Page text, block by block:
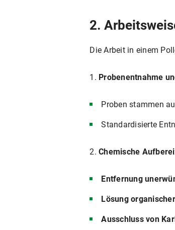
2.
Die Arbeit in einem
1. Probenentnahme
Proben stammen
Standardisierte
2.Chemische
Entfernung
Lösung
Ausschluss von